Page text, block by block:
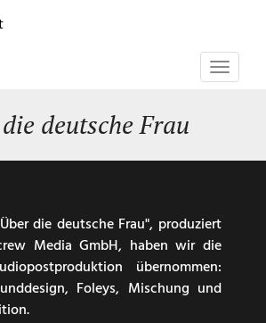
Toggle
deutsche Frau
die deutsche Frau", produziert
Media GmbH, haben wir die
übernommen:
Foleys, Mischung und